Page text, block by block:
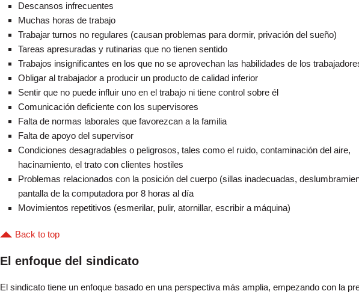
Descansos infrecuentes
Muchas horas de trabajo
Trabajar turnos no regulares (causan problemas para dormir, privación del sueño)
Tareas apresuradas y rutinarias que no tienen sentido
Trabajos insignificantes en los que no se aprovechan las habilidades de los
Obligar al trabajador a producir un producto de calidad inferior
Sentir que no puede influir uno en el trabajo ni tiene control sobre él
Comunicación deficiente con los supervisores
Falta de normas laborales que favorezcan a la familia
Falta de apoyo del supervisor
Condiciones desagradables o peligrosos, tales como el ruido, contaminación del aire,
hacinamiento, el trato con clientes hostiles
Problemas relacionados con la posición del cuerpo (sillas inadecuadas,
pantalla de la computadora por 8 horas al día
Movimientos repetitivos (esmerilar, pulir, atornillar, escribir a máquina)
Back to top
El enfoque del sindicato
El sindicato tiene un enfoque basado en una perspectiva más amplia, empezando con la